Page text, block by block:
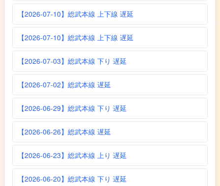
【2026-07-10】総武本線 上下線 遅延
【2026-07-10】総武本線 上下線 遅延
【2026-07-03】総武本線 下り 遅延
【2026-07-02】総武本線 遅延
【2026-06-29】総武本線 下り 遅延
【2026-06-26】総武本線 遅延
【2026-06-23】総武本線 上り 遅延
【2026-06-20】総武本線 下り 遅延